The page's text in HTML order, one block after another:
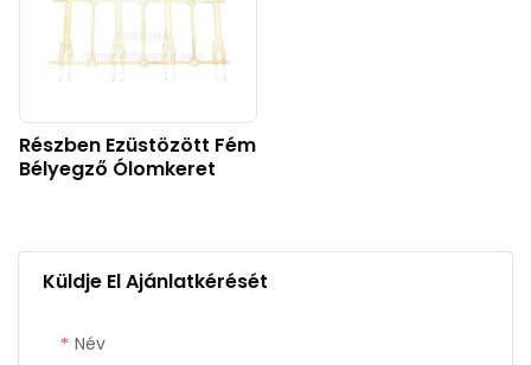
Küldje El Ajánlatkérését
Név
Részben Ezüstözött Fém
Bélyegző Ólomkeret